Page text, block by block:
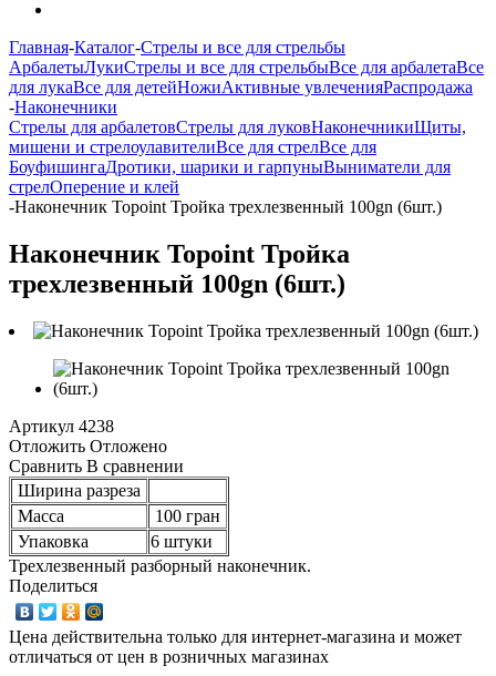
Главная-Каталог-Стрелы и все для стрельбы
АрбалетыЛукиСтрелы и все для стрельбыВсе для арбалетаВсе
для лукаВсе для детейНожиАктивные увлеченияРаспродажа
-Наконечники
Стрелы для арбалетовСтрелы для луковНаконечникиЩиты,
мишени и стрелоулавителиВсе для стрелВсе для
БоуфишингаДротики, шарики и гарпуныВыниматели для
стрелОперение и клей
-Наконечник Topoint Тройка трехлезвенный 100gn (6шт.)
Наконечник Topoint Тройка
трехлезвенный 100gn (6шт.)
Артикул 4238
Отложить Отложено
Сравнить В сравнении
Ширина разреза
Масса
100 гран
Упаковка
6 штуки
Трехлезвенный разборный наконечник.
Поделиться
Цена действительна только для интернет-магазина и может
отличаться от цен в розничных магазинах